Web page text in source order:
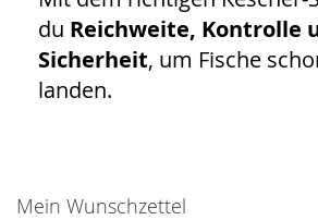
du Reichweite, Kontrolle
Sicherheit, um Fische
landen.
Mein Wunschzettel